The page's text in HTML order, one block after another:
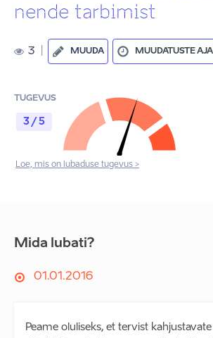
nende tarbimist
3 MUUDA MUUDATUSTE
TUGEVUS
3 / 5
Loe, mis on lubaduse tugevus >
Mida lubati?
01.01.2016
Peame oluliseks, et tervist